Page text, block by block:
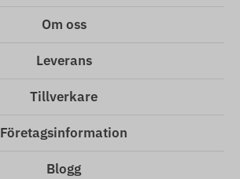
Om oss
Leverans
Tillverkare
Företagsinformation
Blogg